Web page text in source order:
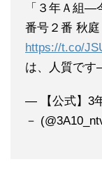
「３年Ａ組
番号２番 秋
https://t.co/
は、人質で
— 【公式】3
－